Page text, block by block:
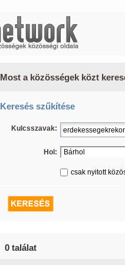
Most a közösségek közt
Keresés szűkítése
Kulcsszavak:
Hol:
csak nyitott
0 találat